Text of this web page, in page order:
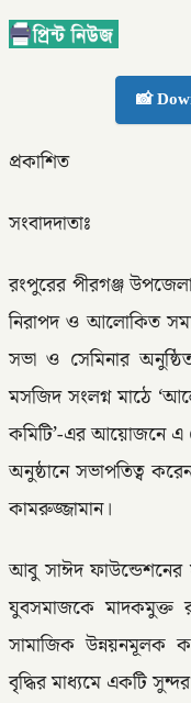
📸
প্রকাশিত
সংবাদদাতাঃ
রংপুরের পীরগঞ্জ
নিরাপদ ও আলোকিত
সভা ও সেমিনার
মসজিদ সংলগ্ন মাঠে
কমিটি’-এর আয়োজনে এ
অনুষ্ঠানে সভাপতিত্ব
কামরুজ্জামান।
আবু সাঈদ
যুবসমাজকে মাদকমুক্ত
সামাজিক উন্নয়নমূলক
বৃদ্ধির মাধ্যমে একটি